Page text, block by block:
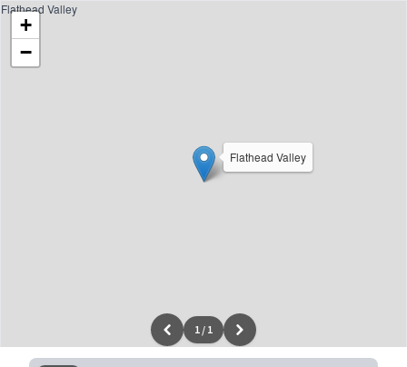
Flathead Valley
+
−
Leaflet|données ©OpenStreetMap/ODbL - renduOSM France
Flathead Valley
1 / 1